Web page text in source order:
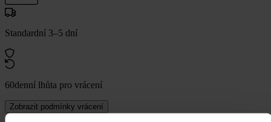
Standardní 3–5 dní
60denní lhůta pro vrácení
Zobrazit podmínky vrácení